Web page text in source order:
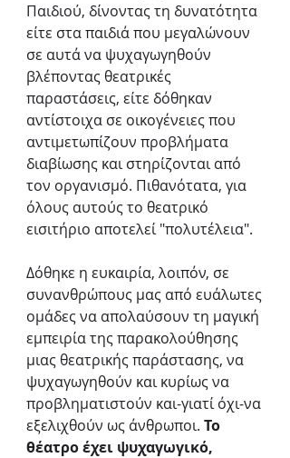
Παιδιού, δίνοντας τη δυνατότητα
είτε στα παιδιά που μεγαλώνουν
σε αυτά να ψυχαγωγηθούν
βλέποντας θεατρικές
παραστάσεις, είτε δόθηκαν
αντίστοιχα σε οικογένειες που
αντιμετωπίζουν προβλήματα
διαβίωσης και στηρίζονται από
τον οργανισμό. Πιθανότατα, για
όλους αυτούς το θεατρικό
εισιτήριο αποτελεί "πολυτέλεια".
Δόθηκε η ευκαιρία, λοιπόν, σε
συνανθρώπους μας από ευάλωτες
ομάδες να απολαύσουν τη μαγική
εμπειρία της παρακολούθησης
μιας θεατρικής παράστασης, να
ψυχαγωγηθούν και κυρίως να
προβληματιστούν και-γιατί όχι-να
εξελιχθούν ως άνθρωποι. Το
θέατρο έχει ψυχαγωγικό,